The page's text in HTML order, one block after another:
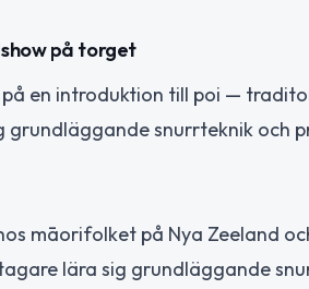
på torget
en introduktion till poi —
snurrteknik och
māorifolket på Nya Zeeland
lära sig grundläggande